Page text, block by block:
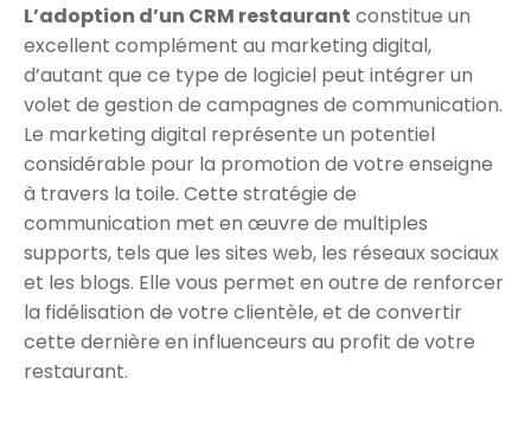
L’adoption d’un CRM restaurant constitue un
excellent complément au marketing digital,
d’autant que ce type de logiciel peut intégrer un
volet de gestion de campagnes de communication.
Le marketing digital représente un potentiel
considérable pour la promotion de votre enseigne
à travers la toile. Cette stratégie de
communication met en œuvre de multiples
supports, tels que les sites web, les réseaux sociaux
et les blogs. Elle vous permet en outre de renforcer
la fidélisation de votre clientèle, et de convertir
cette dernière en influenceurs au profit de votre
restaurant.